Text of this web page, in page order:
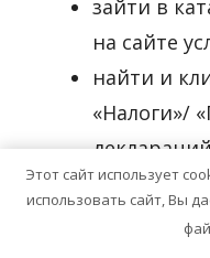
зайти в
на сайте
найти и
«Налоги»/
Этот сайт использует
использовать сайт, Вы